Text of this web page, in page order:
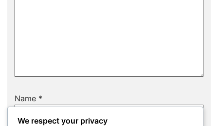
Name *
We respect your privacy